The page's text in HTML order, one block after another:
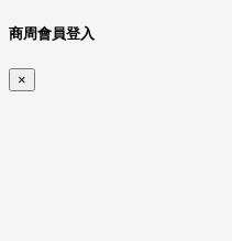
商周會員登入
×